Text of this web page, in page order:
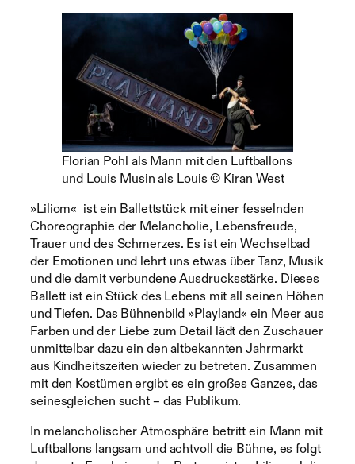
Florian Pohl als Mann mit den Luftballons
und Louis Musin als Louis © Kiran West
»Liliom« ist ein Ballettstück mit einer fesselnden
Choreographie der Melancholie, Lebensfreude,
Trauer und des Schmerzes. Es ist ein Wechselbad
der Emotionen und lehrt uns etwas über Tanz, Musik
und die damit verbundene Ausdrucksstärke. Dieses
Ballett ist ein Stück des Lebens mit all seinen Höhen
und Tiefen. Das Bühnenbild »Playland« ein Meer aus
Farben und der Liebe zum Detail lädt den Zuschauer
unmittelbar dazu ein den altbekannten Jahrmarkt
aus Kindheitszeiten wieder zu betreten. Zusammen
mit den Kostümen ergibt es ein großes Ganzes, das
seinesgleichen sucht – das Publikum.
In melancholischer Atmosphäre betritt ein Mann mit
Luftballons langsam und achtvoll die Bühne, es folgt